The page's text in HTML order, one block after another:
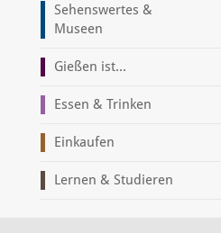
Sehenswertes &
Museen
Gießen ist...
Essen & Trinken
Einkaufen
Lernen & Studieren